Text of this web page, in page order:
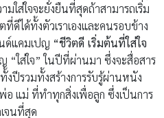
ใส่ใจจะยั่งยืนที่สุดถ้าสามารถเริ่ม
ดีได้ทั้งตัวเราเองและคนรอบข้าง
ด์แคมเปญ “ชีวิตดี เริ่มต้นที่ใส่ใจ
“ใส่ใจ” ในปีที่ผ่านมา ซึ่งจะสื่อสาร
ปีรวมทั้งสร้างการรับรู้ผ่านหนัง
แม่ ที่ทำทุกสิ่งเพื่อลูก ซึ่งเป็นการ
จนที่สุด